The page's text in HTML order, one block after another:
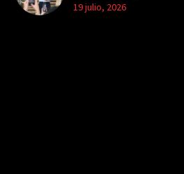
19 julio, 2026